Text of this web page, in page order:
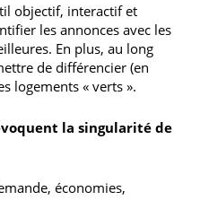
objectif, interactif et
les annonces avec les
En plus, au long
de différencier (en
logements « verts ».
la singularité de
économies,